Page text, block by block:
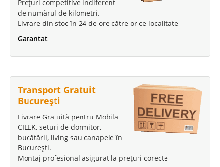
Prețuri competitive indiferent
de numărul de kilometri.
Livrare din stoc în 24 de ore către orice localitate
Garantat
Transport Gratuit
București
Livrare Gratuită pentru Mobila
CILEK, seturi de dormitor,
bucătării, living sau canapele în
București.
Montaj profesional asigurat la prețuri corecte